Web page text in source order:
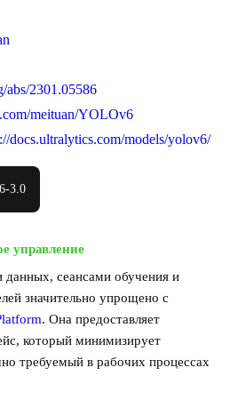
abs/2301.05586
meituan/YOLOv6
docs.ultralytics.com/models/yolov6/
3.0
управление
данных, сеансами обучения и
значительно упрощено с
. Она предоставляет
который минимизирует
требуемый в рабочих процессах